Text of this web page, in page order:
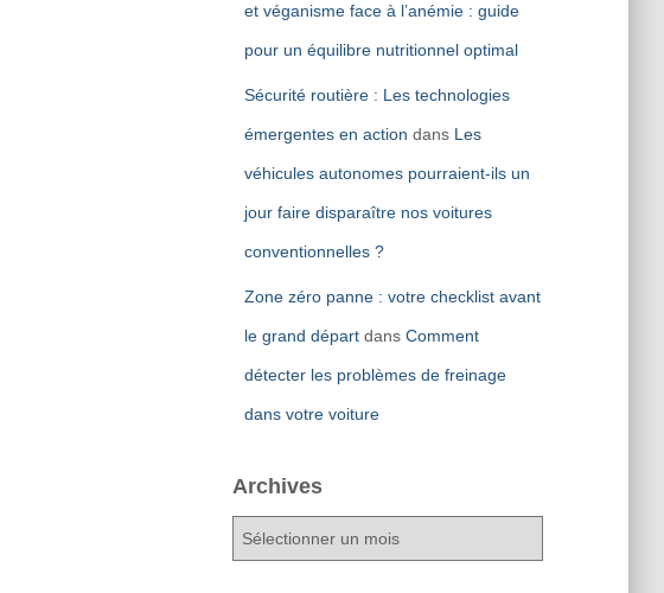
et véganisme face à l’anémie : guide
pour un équilibre nutritionnel optimal
Sécurité routière : Les technologies
émergentes en action dans Les
véhicules autonomes pourraient-ils un
jour faire disparaître nos voitures
conventionnelles ?
Zone zéro panne : votre checklist avant
le grand départdans Comment
détecter les problèmes de freinage
dans votre voiture
Archives